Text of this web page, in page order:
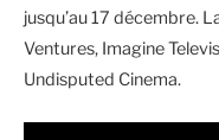
jusqu’au 17 décembre.
Ventures, Imagine
Undisputed Cinema.